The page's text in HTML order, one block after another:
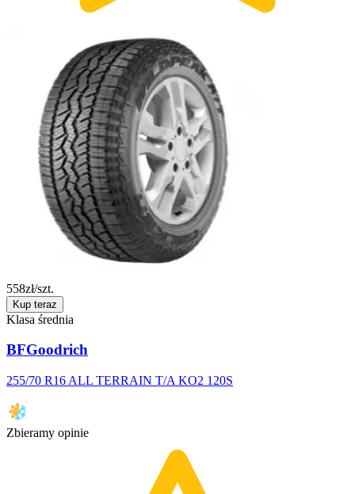
558zł/szt.
Kup teraz
Klasa średnia
BFGoodrich
255/70 R16 ALL TERRAIN T/A KO2 120S
Zbieramy opinie